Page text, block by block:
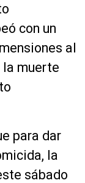
con un
al
la muerte
para dar
la
sábado